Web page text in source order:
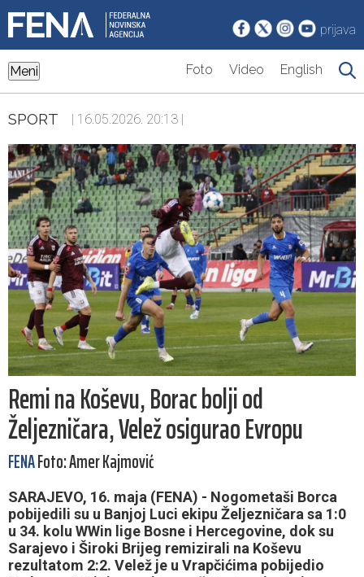
prijava
Meni Foto Video English
SPORT | 16.05.2026. 20:13 |
Remi na Koševu, Borac bolji od
Željezničara, Velež osigurao Evropu
FENAFoto: Amer Kajmović
SARAJEVO, 16. maja (FENA) - Nogometaši Borca
pobijedili su u Banjoj Luci ekipu Željezničara sa 1:0
u 34. kolu WWin lige Bosne i Hercegovine, dok su
Sarajevo i Široki Brijeg remizirali na Koševu
rezultatom 2:2. Velež je u Vrapčićima pobijedio